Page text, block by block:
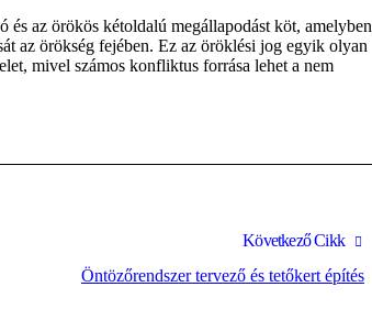
és az örökös kétoldalú megállapodást köt, amelyben
az örökség fejében. Ez az öröklési jog egyik olyan
mivel számos konfliktus forrása lehet a nem
Következő Cikk
Öntözőrendszer tervező és tetőkert építés